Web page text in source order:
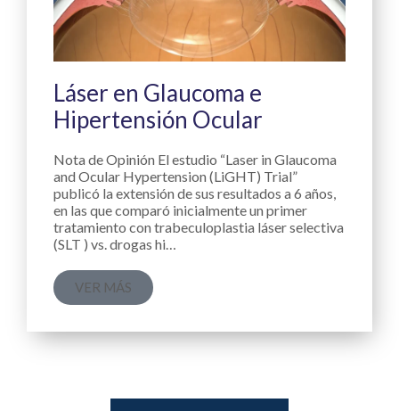
Láser en Glaucoma e
Hipertensión Ocular
Nota de Opinión El estudio “Laser in Glaucoma
and Ocular Hypertension (LiGHT) Trial”
publicó la extensión de sus resultados a 6 años,
en las que comparó inicialmente un primer
tratamiento con trabeculoplastia láser selectiva
(SLT ) vs. drogas hi…
VER MÁS